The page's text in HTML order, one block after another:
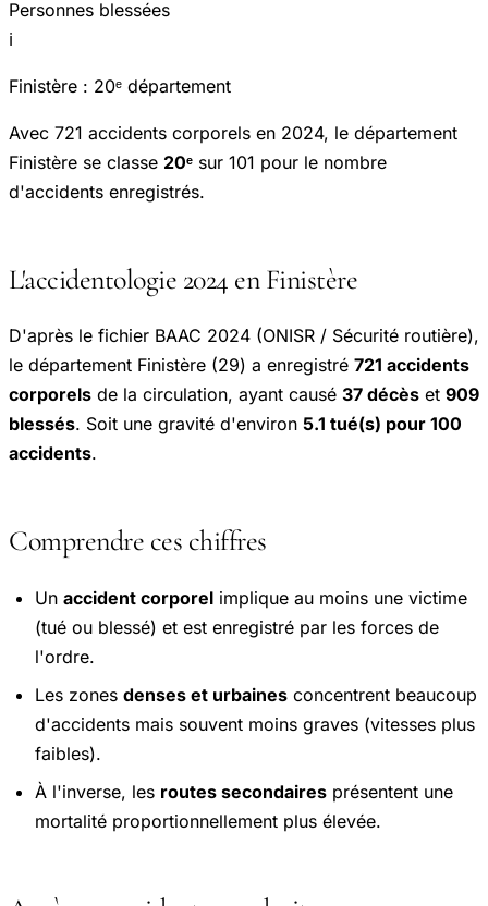
Personnes blessées
ℹ️
Finistère : 20ᵉ département
Avec 721 accidents corporels en 2024, le département
Finistère se classe 20ᵉ sur 101 pour le nombre
d'accidents enregistrés.
L'accidentologie 2024 en Finistère
D'après le fichier BAAC 2024 (ONISR / Sécurité routière),
le département Finistère (29) a enregistré 721 accidents
corporels de la circulation, ayant causé 37 décès et 909
blessés. Soit une gravité d'environ 5.1 tué(s) pour 100
accidents.
Comprendre ces chiffres
Un accident corporel implique au moins une victime
(tué ou blessé) et est enregistré par les forces de
l'ordre.
Les zones denses et urbaines concentrent beaucoup
d'accidents mais souvent moins graves (vitesses plus
faibles).
À l'inverse, les routes secondaires présentent une
mortalité proportionnellement plus élevée.